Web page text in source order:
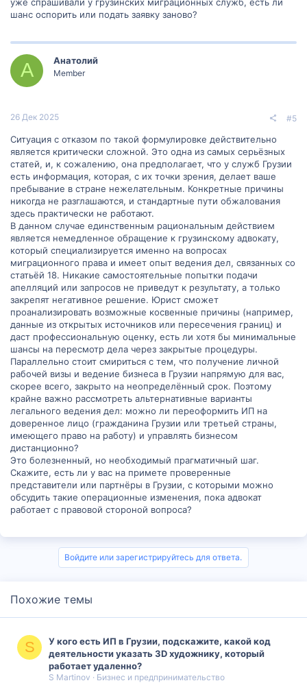
шанс оспорить или подать заявку заново?
А Анатолий
Member
26 Дек 2025 #5
Ситуация с отказом по такой формулировке действительно
является критически сложной. Это одна из самых серьёзных
статей, и, к сожалению, она предполагает, что у служб Грузии
есть информация, которая, с их точки зрения, делает ваше
пребывание в стране нежелательным. Конкретные причины
никогда не разглашаются, и стандартные пути обжалования
здесь практически не работают.
В данном случае единственным рациональным действием
является немедленное обращение к грузинскому адвокату,
который специализируется именно на вопросах
миграционного права и имеет опыт ведения дел, связанных со
статьёй 18. Никакие самостоятельные попытки подачи
апелляций или запросов не приведут к результату, а только
закрепят негативное решение. Юрист сможет
проанализировать возможные косвенные причины (например,
данные из открытых источников или пересечения границ) и
даст профессиональную оценку, есть ли хотя бы минимальные
шансы на пересмотр дела через закрытые процедуры.
Параллельно стоит смириться с тем, что получение личной
рабочей визы и ведение бизнеса в Грузии напрямую для вас,
скорее всего, закрыто на неопределённый срок. Поэтому
крайне важно рассмотреть альтернативные варианты
легального ведения дел: можно ли переоформить ИП на
доверенное лицо (гражданина Грузии или третьей страны,
имеющего право на работу) и управлять бизнесом
дистанционно?
Это болезненный, но необходимый прагматичный шаг.
Скажите, есть ли у вас на примете проверенные
представители или партнёры в Грузии, с которыми можно
обсудить такие операционные изменения, пока адвокат
работает с правовой стороной вопроса?
Войдите или зарегистрируйтесь для ответа.
Похожие темы
S
У кого есть ИП в Грузии, подскажите, какой код
деятельности указать 3D художнику, который
работает удаленно?
S Martinov
Бизнес и предпринимательство